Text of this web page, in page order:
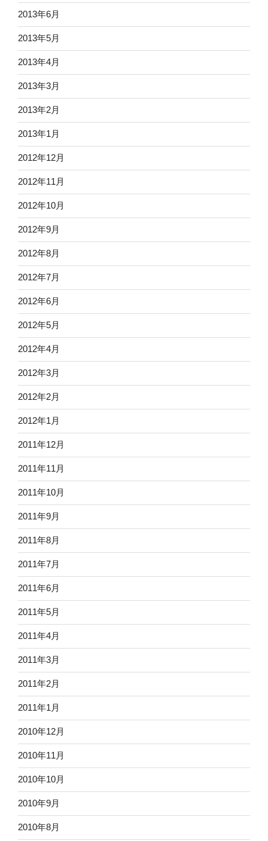
2013年6月
2013年5月
2013年4月
2013年3月
2013年2月
2013年1月
2012年12月
2012年11月
2012年10月
2012年9月
2012年8月
2012年7月
2012年6月
2012年5月
2012年4月
2012年3月
2012年2月
2012年1月
2011年12月
2011年11月
2011年10月
2011年9月
2011年8月
2011年7月
2011年6月
2011年5月
2011年4月
2011年3月
2011年2月
2011年1月
2010年12月
2010年11月
2010年10月
2010年9月
2010年8月